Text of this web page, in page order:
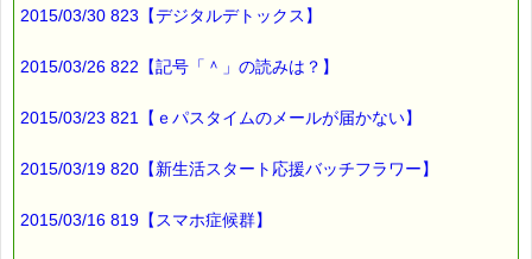
2015/03/30 823【デジタルデトックス】
2015/03/26 822【記号「＾」の読みは？】
2015/03/23 821【ｅパスタイムのメールが届かない】
2015/03/19 820【新生活スタート応援バッチフラワー】
2015/03/16 819【スマホ症候群】